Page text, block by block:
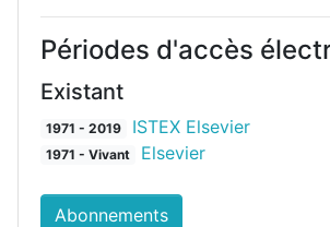
Périodes d'accès
Existant
1971 - 2019 ISTEX Elsevier
1971 - Vivant Elsevier
Abonnements